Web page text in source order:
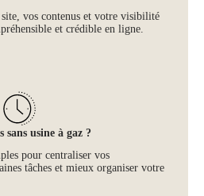
vos contenus et votre visibilité
et crédible en ligne.
sans usine à gaz ?
pour centraliser vos
tâches et mieux organiser votre